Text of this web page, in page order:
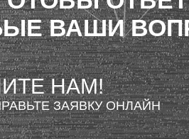
ВАШИ
НАМ!
ЗАЯВКУ ОНЛАЙН